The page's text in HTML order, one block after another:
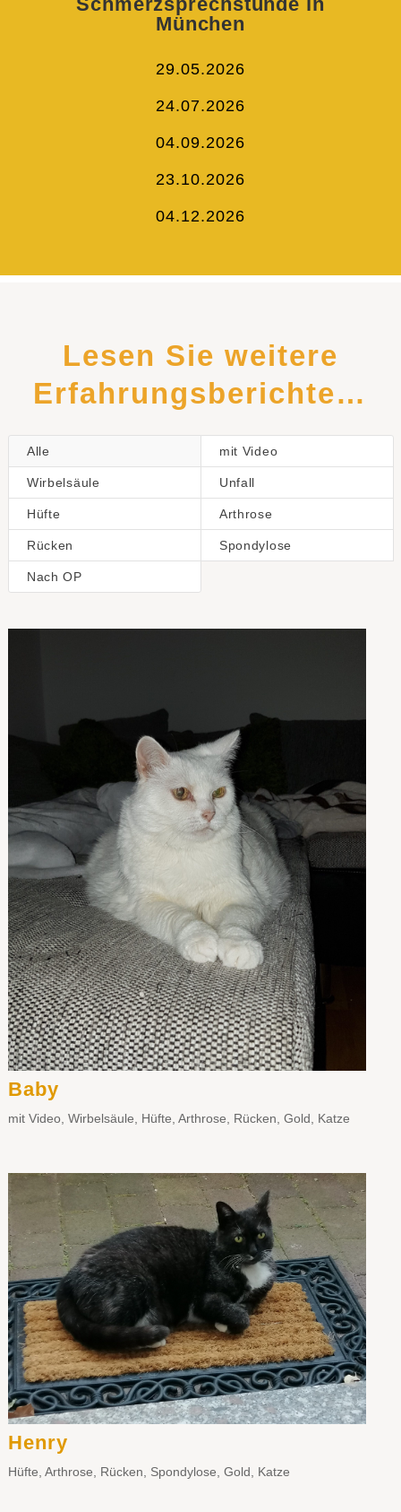
München
29.05.2026
24.07.2026
04.09.2026
23.10.2026
04.12.2026
Lesen Sie weitere
Erfahrungsberichte…
Alle mit Video
Wirbelsäule Unfall
Hüfte Arthrose
Rücken Spondylose
Nach OP
Baby
mit Video, Wirbelsäule Hüfte Arthrose Rücken Gold Katze
Henry
Hüfte, Arthrose, Rücken, Spondylose, Gold, Katze